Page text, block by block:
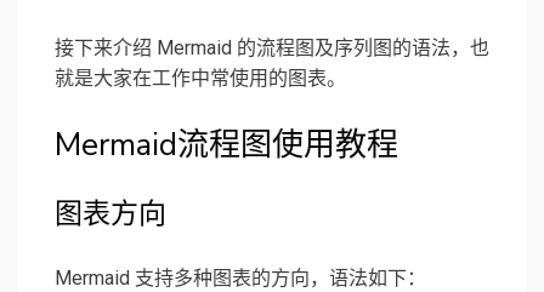
接下来介绍 Mermaid 的流程图及序列图的语法，也
就是大家在工作中常使用的图表。
Mermaid流程图使用教程
图表方向
Mermaid 支持多种图表的方向，语法如下：